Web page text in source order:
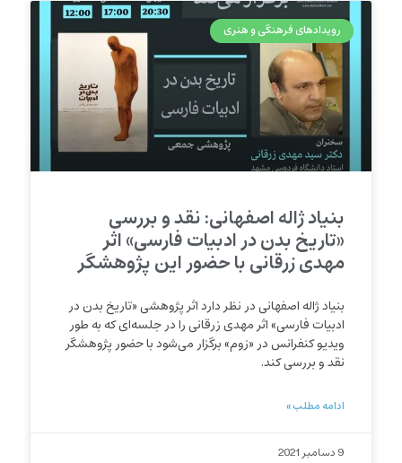
رویدادهای فرهنگی و هنری
بنیاد ژاله اصفهانی: نقد و بررسی
«تاریخ بدن در ادبیات فارسی» اثر
مهدی زرقانی با حضور این پژوهشگر
بنیاد ژاله اصفهانی در نظر دارد اثر پژوهشی «تاریخ بدن در
ادبیات فارسی» اثر مهدی زرقانی را در جلسه‌ای که به طور
ویدیو کنفرانس در «زوم» برگزار می‌شود با حضور پژوهشگر
نقد و بررسی کند.
ادامه مطلب »
9 دسامبر 2021